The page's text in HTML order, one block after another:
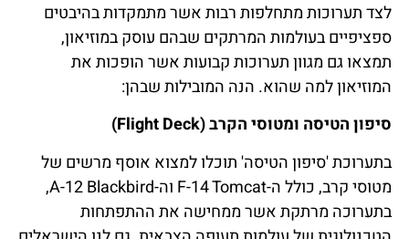
לצד תערוכות מתחלפות רבות אשר מתמקדות בהיבטים
ספציפיים בעולמות המרתקים שבהם עוסק במוזיאון,
תמצאו גם מגוון תערוכות קבועות אשר הופכות את
המוזיאון למה שהוא. הנה המובילות שבהן:
סיפון הטיסה ומטוסי הקרב (Flight Deck)
בתערוכת 'סיפון הטיסה' תוכלו למצוא אוסף מרשים של
מטוסי קרב, כולל ה-F-14 Tomcat וה-A-12 Blackbird,
בתערוכה מרתקת אשר ממחישה את ההתפתחות